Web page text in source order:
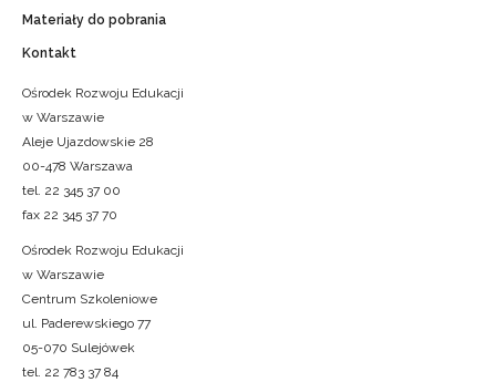
Materiały do pobrania
Kontakt
Ośrodek Rozwoju Edukacji
w Warszawie
Aleje Ujazdowskie 28
00-478 Warszawa
tel. 22 345 37 00
fax 22 345 37 70
Ośrodek Rozwoju Edukacji
w Warszawie
Centrum Szkoleniowe
ul. Paderewskiego 77
05-070 Sulejówek
tel. 22 783 37 84